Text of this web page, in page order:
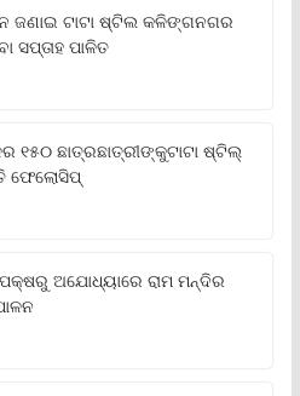
ଜଣାଇ ଟାଟା ଷ୍ଟିଲ କଳିଙ୍ଗନଗର
ସପ୍ତାହ ପାଳିତ
ଛାତ୍ରଛାତ୍ରୀଙ୍କୁଟାଟା ଷ୍ଟିଲ୍
ଫେଲୋସିପ୍‌
ପକ୍ଷରୁ ଅଯୋଧ୍ୟାରେ ରାମ ମନ୍ଦିର